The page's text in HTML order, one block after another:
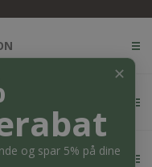
✕
og spar 5% på dine